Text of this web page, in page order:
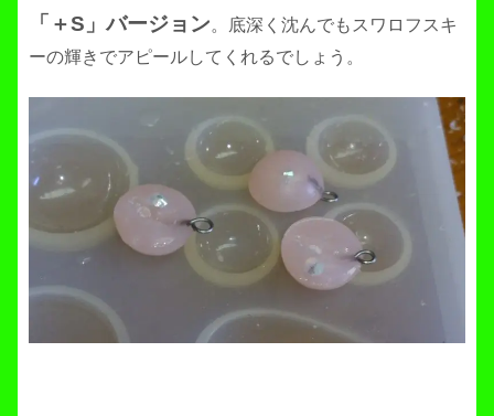
「＋S」バージョン。底深く沈んでもスワロフスキ
ーの輝きでアピールしてくれるでしょう。